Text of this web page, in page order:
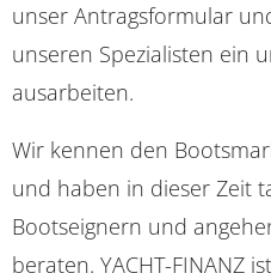
unser Antragsformular
unseren Spezialisten ein
ausarbeiten.
Wir kennen den
und haben in dieser Zeit
Bootseignern und
beraten. YACHT-FINANZ